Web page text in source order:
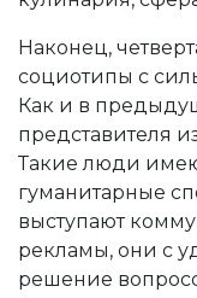
Наконец,
социотипы с
Как и в
представителя
Такие люди
гуманитарные
выступают
рекламы, они с
решение